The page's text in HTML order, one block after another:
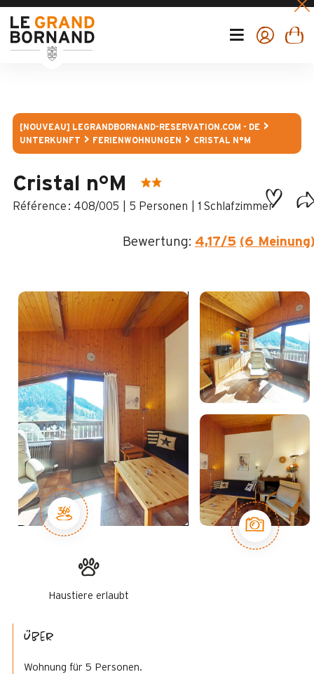
[NOUVEAU] LEGRANDBORNAND-RESERVATION.COM - DE
UNTERKUNFT
FERIENWOHNUNGEN CRISTAL N°M
Cristal n°M
: 408/005 5 Personen 1 Schlafzimmer
Bewertung: 4,17/5 (6
Haustiere erlaubt
Über
Wohnung für 5 Personen.